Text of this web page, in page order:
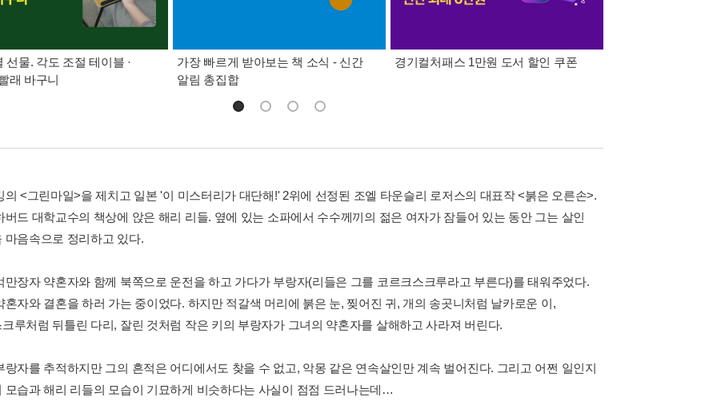
선물. 각도 조절 테이블 ·
래 바구니
가장 빠르게 받아보는 책 소식 - 신간
알림 총집합
경기컬처패스 1만원 도서 할인 쿠폰
의 <그린마일>을 제치고 일본 '이 미스터리가 대단해!' 2위에 선정된 조엘 타운슬리 로저스의 대표작 <붉은 오른손>.
버드 대학교수의 책상에 앉은 해리 리들. 옆에 있는 소파에서 수수께끼의 젊은 여자가 잠들어 있는 동안 그는 살인
마음속으로 정리하고 있다.
만장자 약혼자와 함께 북쪽으로 운전을 하고 가다가 부랑자(리들은 그를 코르크스크루라고 부른다)를 태워주었다.
혼자와 결혼을 하러 가는 중이었다. 하지만 적갈색 머리에 붉은 눈, 찢어진 귀, 개의 송곳니처럼 날카로운 이,
루처럼 뒤틀린 다리, 잘린 것처럼 작은 키의 부랑자가 그녀의 약혼자를 살해하고 사라져 버린다.
랑자를 추적하지만 그의 흔적은 어디에서도 찾을 수 없고, 악몽 같은 연속살인만 계속 벌어진다. 그리고 어쩐 일인지
모습과 해리 리들의 모습이 기묘하게 비슷하다는 사실이 점점 드러나는데…